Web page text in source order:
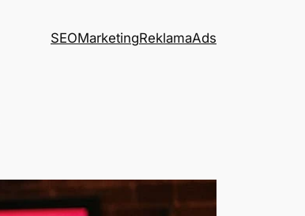
SEOMarketingReklamaAds